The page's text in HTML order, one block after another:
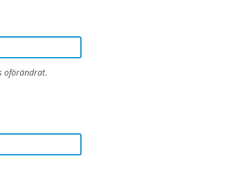
oförändrat.